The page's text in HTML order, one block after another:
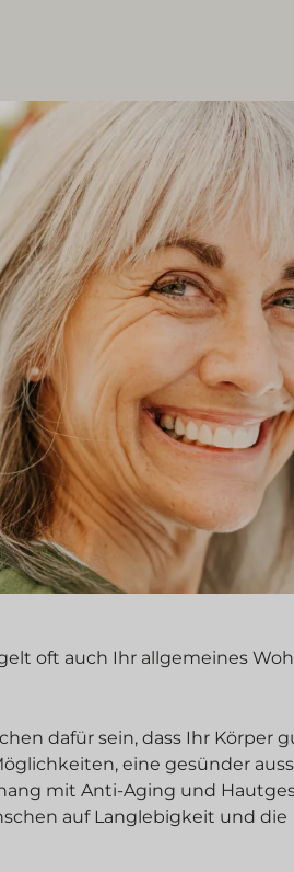
oft auch Ihr allgemeines
dafür sein, dass Ihr Körper
eine gesünder
mit Anti-Aging und
auf Langlebigkeit und die